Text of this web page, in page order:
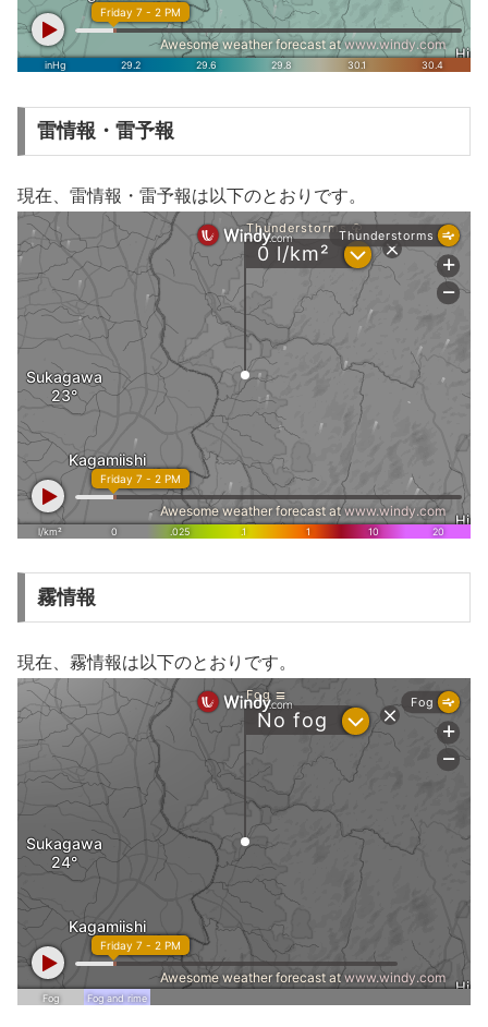
雷情報・雷予報
現在、雷情報・雷予報は以下のとおりです。
霧情報
現在、霧情報は以下のとおりです。